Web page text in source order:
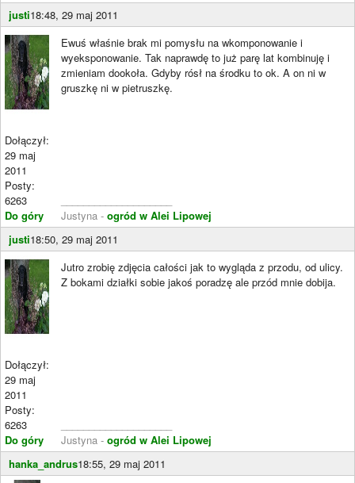
justi18:48, 29 maj 2011
Dołączył:
29 maj
2011
Posty:
6263
Do góry
Ewuś właśnie brak mi pomysłu na wkomponowanie i
wyeksponowanie. Tak naprawdę to już parę lat kombinuję i
zmieniam dookoła. Gdyby rósł na środku to ok. A on ni w
gruszkę ni w pietruszkę.
Justyna - ogród w Alei Lipowej
justi18:50, 29 maj 2011
Dołączył:
29 maj
2011
Posty:
6263
Do góry
Jutro zrobię zdjęcia całości jak to wygląda z przodu, od ulicy.
Z bokami działki sobie jakoś poradzę ale przód mnie dobija.
Justyna - ogród w Alei Lipowej
hanka_andrus18:55, 29 maj 2011